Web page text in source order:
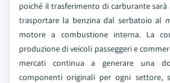
poiché il trasferimento di carburante sarà
trasportare la benzina dal serbatoio al
motore a combustione interna. La
produzione di veicoli passeggeri e
mercati continua a generare una
componenti originali per ogni settore,